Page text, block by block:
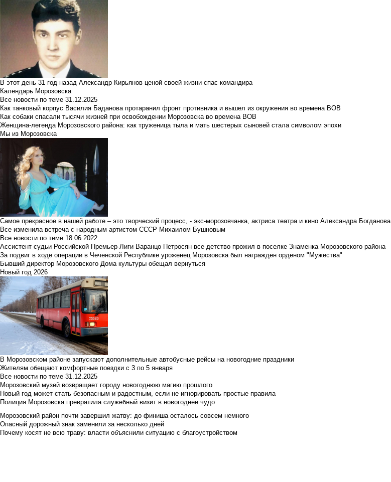
В этот день 31 год назад Александр Кирьянов ценой своей жизни спас командира
Календарь Морозовска
Все новости по теме 31.12.2025
Как танковый корпус Василия Баданова протаранил фронт противника и вышел из окружения во времена ВОВ
Как собаки спасали тысячи жизней при освобождении Морозовска во времена ВОВ
Женщина-легенда Морозовского района: как труженица тыла и мать шестерых сыновей стала символом эпохи
Мы из Морозовска
Самое прекрасное в нашей работе – это творческий процесс, - экс-морозовчанка, актриса театра и кино Александра Богданова
Все изменила встреча с народным артистом СССР Михаилом Бушновым
Все новости по теме 18.06.2022
Ассистент судьи Российской Премьер-Лиги Варанцо Петросян все детство прожил в поселке Знаменка Морозовского района
За подвиг в ходе операции в Чеченской Республике уроженец Морозовска был награжден орденом "Мужества"
Бывший директор Морозовского Дома культуры обещал вернуться
Новый год 2026
В Морозовском районе запускают дополнительные автобусные рейсы на новогодние праздники
Жителям обещают комфортные поездки с 3 по 5 января
Все новости по теме 31.12.2025
Морозовский музей возвращает городу новогоднюю магию прошлого
Новый год может стать безопасным и радостным, если не игнорировать простые правила
Полиция Морозовска превратила служебный визит в новогоднее чудо
Морозовский район почти завершил жатву: до финиша осталось совсем немного
Опасный дорожный знак заменили за несколько дней
Почему косят не всю траву: власти объяснили ситуацию с благоустройством